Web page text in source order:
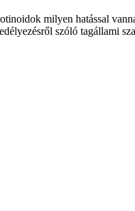
milyen hatással
szóló tagállami